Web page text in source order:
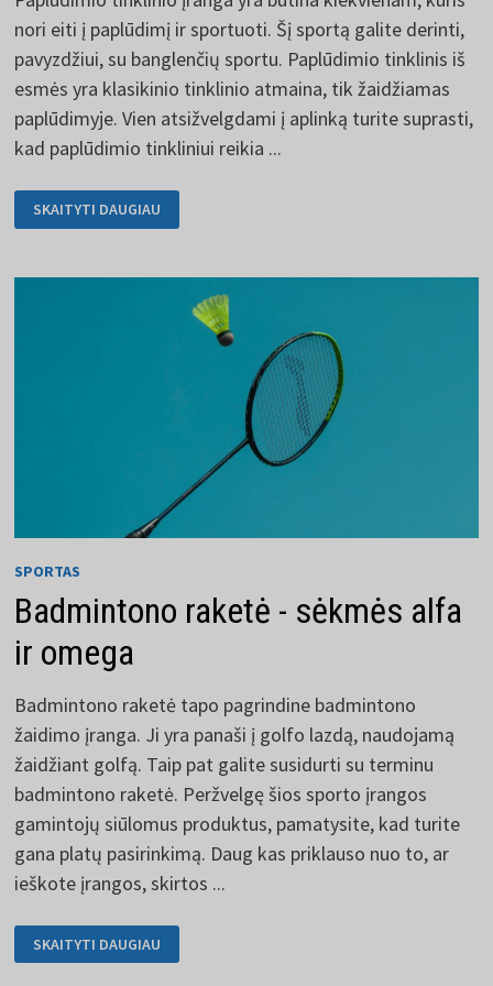
nori eiti į paplūdimį ir sportuoti. Šį sportą galite derinti,
pavyzdžiui, su banglenčių sportu. Paplūdimio tinklinis iš
esmės yra klasikinio tinklinio atmaina, tik žaidžiamas
paplūdimyje. Vien atsižvelgdami į aplinką turite suprasti,
kad paplūdimio tinkliniui reikia ...
TINKLINIO
ĮRANGA
SKAITYTI DAUGIAU
SPORTAS
Badmintono raketė - sėkmės alfa
ir omega
Badmintono raketė tapo pagrindine badmintono
žaidimo įranga. Ji yra panaši į golfo lazdą, naudojamą
žaidžiant golfą. Taip pat galite susidurti su terminu
badmintono raketė. Peržvelgę šios sporto įrangos
gamintojų siūlomus produktus, pamatysite, kad turite
gana platų pasirinkimą. Daug kas priklauso nuo to, ar
ieškote įrangos, skirtos ...
RAKETĖ
-
SKAITYTI DAUGIAU